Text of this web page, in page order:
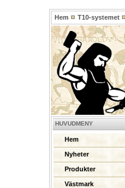
Hem T10-systemet
HUVUDMENY
Hem
Nyheter
Produkter
Västmark